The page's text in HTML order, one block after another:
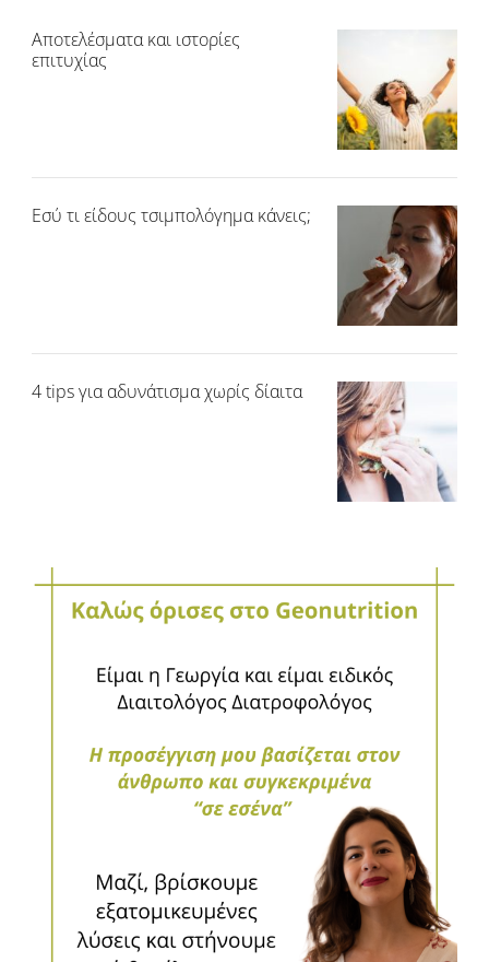
Αποτελέσματα και ιστορίες
επιτυχίας
Εσύ τι είδους τσιμπολόγημα κάνεις;
4 tips για αδυνάτισμα χωρίς δίαιτα